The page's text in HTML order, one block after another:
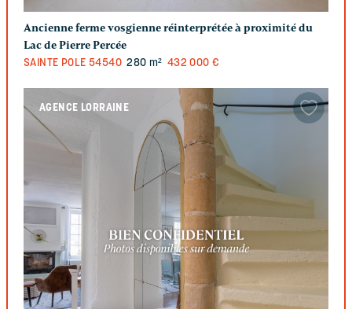
Ancienne ferme vosgienne réinterprétée à proximité du
Lac de Pierre Percée
SAINTE POLE 54540 280 m² 432 000 €
AGENCE LORRAINE